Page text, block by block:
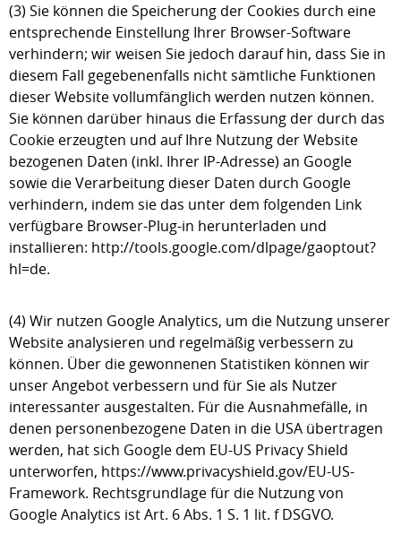
(3) Sie können die Speicherung der Cookies durch eine
entsprechende Einstellung Ihrer Browser-Software
verhindern; wir weisen Sie jedoch darauf hin, dass Sie in
diesem Fall gegebenenfalls nicht sämtliche Funktionen
dieser Website vollumfänglich werden nutzen können.
Sie können darüber hinaus die Erfassung der durch das
Cookie erzeugten und auf Ihre Nutzung der Website
bezogenen Daten (inkl. Ihrer IP-Adresse) an Google
sowie die Verarbeitung dieser Daten durch Google
verhindern, indem sie das unter dem folgenden Link
verfügbare Browser-Plug-in herunterladen und
installieren: http://tools.google.com/dlpage/gaoptout?
hl=de.
(4) Wir nutzen Google Analytics, um die Nutzung unserer
Website analysieren und regelmäßig verbessern zu
können. Über die gewonnenen Statistiken können wir
unser Angebot verbessern und für Sie als Nutzer
interessanter ausgestalten. Für die Ausnahmefälle, in
denen personenbezogene Daten in die USA übertragen
werden, hat sich Google dem EU-US Privacy Shield
unterworfen, https://www.privacyshield.gov/EU-US-
Framework. Rechtsgrundlage für die Nutzung von
Google Analytics ist Art. 6 Abs. 1 S. 1 lit. f DSGVO.